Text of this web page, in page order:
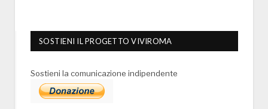
SOSTIENI IL PROGETTO VIVIROMA
Sostieni la comunicazione indipendente